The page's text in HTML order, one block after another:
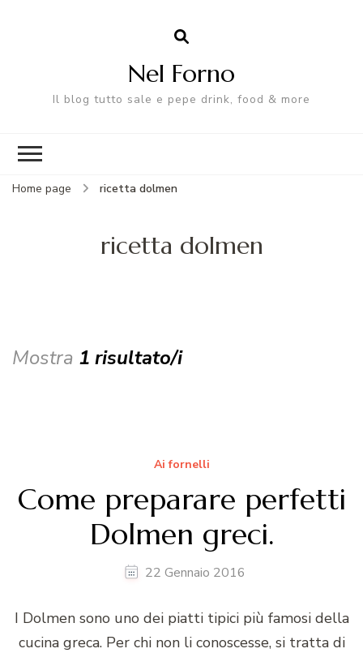
Nel Forno
Il blog tutto sale e pepe drink, food & more
Home page ricetta dolmen
ricetta dolmen
Mostra 1 risultato/i
Ai fornelli
Come preparare perfetti
Dolmen greci.
22 Gennaio 2016
I Dolmen sono uno dei piatti tipici più famosi della
cucina greca. Per chi non li conoscesse, si tratta di